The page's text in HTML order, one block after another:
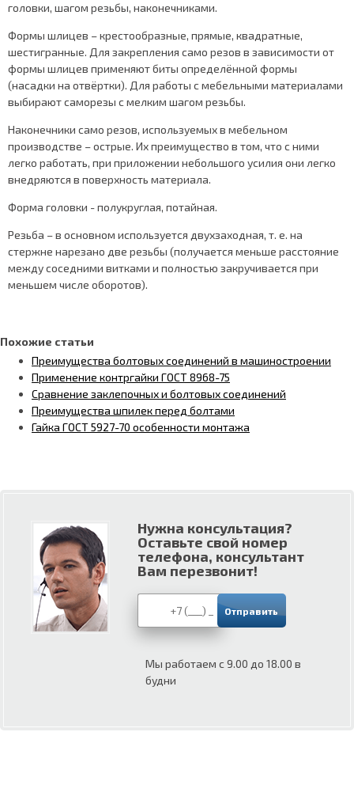
головки, шагом резьбы, наконечниками.
Формы шлицев – крестообразные, прямые, квадратные,
шестигранные. Для закрепления само резов в зависимости от
формы шлицев применяют биты определённой формы
(насадки на отвёртки). Для работы с мебельными материалами
выбирают саморезы с мелким шагом резьбы.
Наконечники само резов, используемых в мебельном
производстве – острые. Их преимущество в том, что с ними
легко работать, при приложении небольшого усилия они легко
внедряются в поверхность материала.
Форма головки - полукруглая, потайная.
Резьба – в основном используется двухзаходная, т. е. на
стержне нарезано две резьбы (получается меньше расстояние
между соседними витками и полностью закручивается при
меньшем числе оборотов).
Похожие статьи
Преимущества болтовых соединений в машиностроении
Применение контргайки ГОСТ 8968-75
Сравнение заклепочных и болтовых соединений
Преимущества шпилек перед болтами
Гайка ГОСТ 5927-70 особенности монтажа
Нужна консультация?
Оставьте свой номер
телефона, консультант
Вам перезвонит!
Мы работаем с 9.00 до 18.00 в
будни